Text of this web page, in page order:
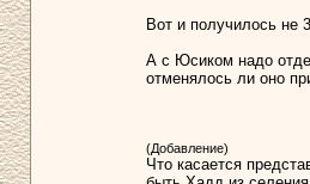
Вот и получилось не
А с Юсиком надо
отменялось ли оно
(Добавление)
Что касается